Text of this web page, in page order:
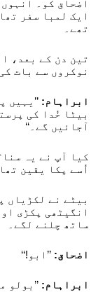
اضحاق کو۔
ایک لمبا سفر
تھے۔
تین دن کے بعد،
نوکروں سے بات
ابراہام: ’’یہیں
بیٹا خُدا کی
آجائیں گے۔‘‘
کیا آپ نے یہ
اُسے پکا یقین
بیٹے نے لکڑیاں
انگیٹھی پکڑی
ساتھ چلنے لگے۔
اضحاق: ’’ابو!‘‘
ابراہام: ’’بولو